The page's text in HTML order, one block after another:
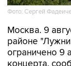
Фото: Сергей
Москва. 9
районе
ограничено 9